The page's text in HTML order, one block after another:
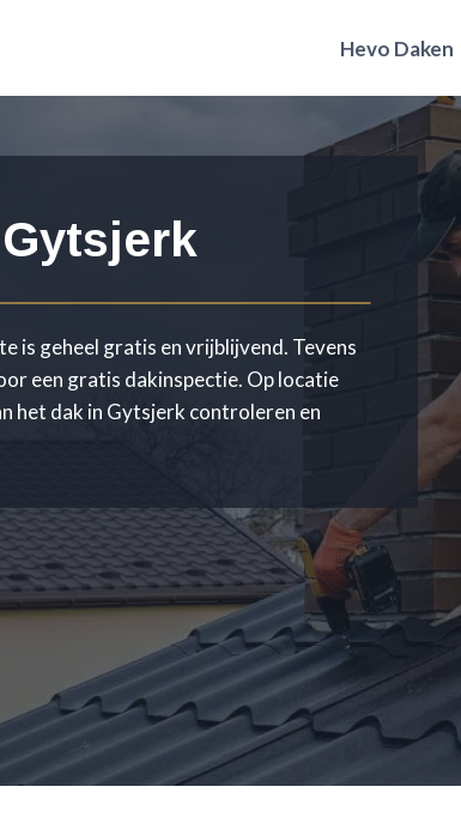
Hevo Daken
is geheel gratis en vrijblijvend. Tevens
een gratis dakinspectie. Op locatie
het dak in Gytsjerk controleren en